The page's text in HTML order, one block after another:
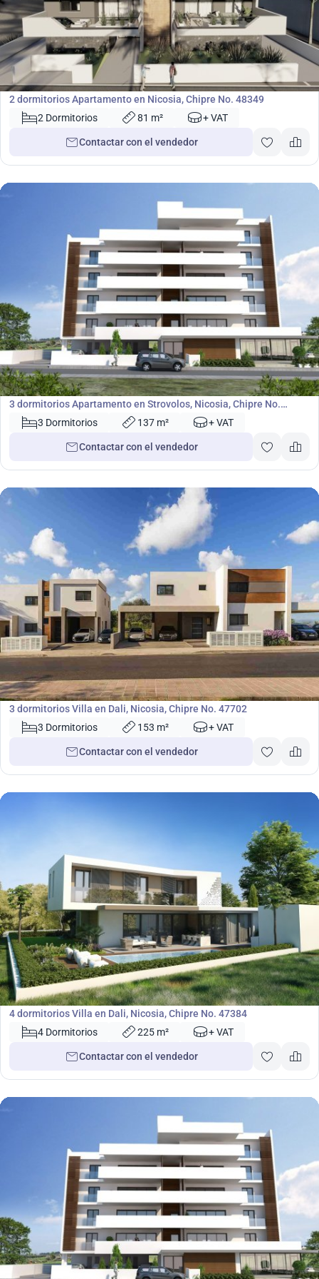
€198 000
Apartamento
2 dormitorios Apartamento en Nicosia, Chipre No. 48349
2 Dormitorios
81 m² + VAT
Contactar con el vendedor
€459 000
Apartamento
3 dormitorios Apartamento en Strovolos, Nicosia, Chipre No.
447583 Dormitorios 137 m² + VAT
Contactar con el vendedor
283 000
Villa
3 dormitorios Villa en Dali, Nicosia, Chipre No. 47702
3 Dormitorios
153 m² + VAT
Contactar con el vendedor
€771 000
Villa
4 dormitorios Villa en Dali, Nicosia, Chipre No. 47384
4 Dormitorios
225 m² + VAT
Contactar con el vendedor